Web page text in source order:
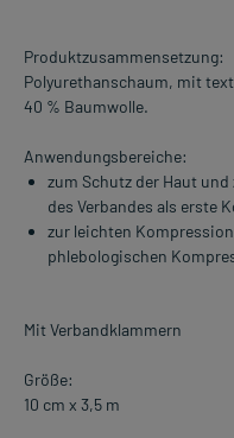
Produktzusammensetzung:
Polyurethanschaum, mit
40 % Baumwolle.
Anwendungsbereiche:
zum Schutz der Haut
des Verbandes als erste
zur leichten
phlebologischen
Mit Verbandklammern
Größe:
10 cm x 3,5 m